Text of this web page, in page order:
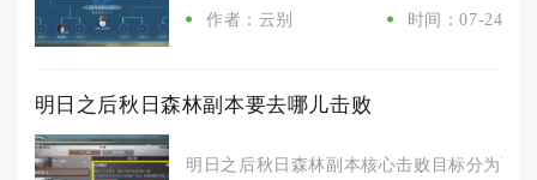
作者：云别 时间：07-24
明日之后秋日森林副本要去哪儿击败
明日之后秋日森林副本核心击败目标分为两